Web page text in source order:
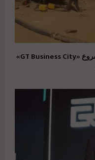
جولدن تاون تبدأ أعمال الإنشاءات بمشروع «GT Business City»